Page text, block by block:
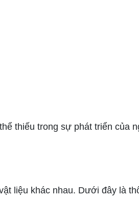
thiếu trong sự phát triển của
liệu khác nhau. Dưới đây là